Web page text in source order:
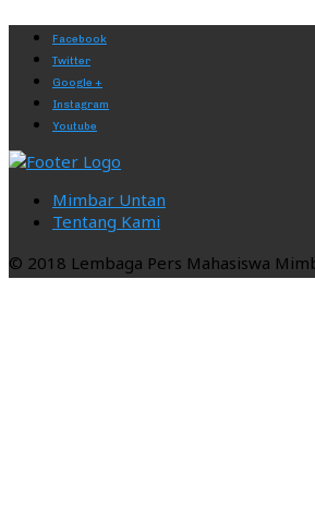
Facebook
Twitter
Google +
Instagram
Youtube
Mimbar Untan
Tentang Kami
© 2018 Lembaga Pers Mahasiswa